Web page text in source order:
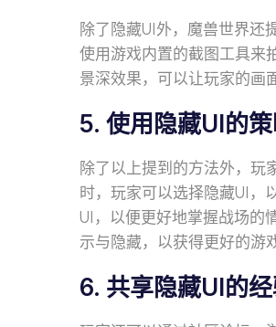
除了隐藏UI外，魔兽世界还
使用游戏内置的截图工具来
景深效果，可以让玩家的画
5. 使用隐藏UI的
除了以上提到的方法外，玩
时，玩家可以选择隐藏UI，
UI，以便更好地掌握战场的
示与隐藏，以获得更好的游
6. 共享隐藏UI的